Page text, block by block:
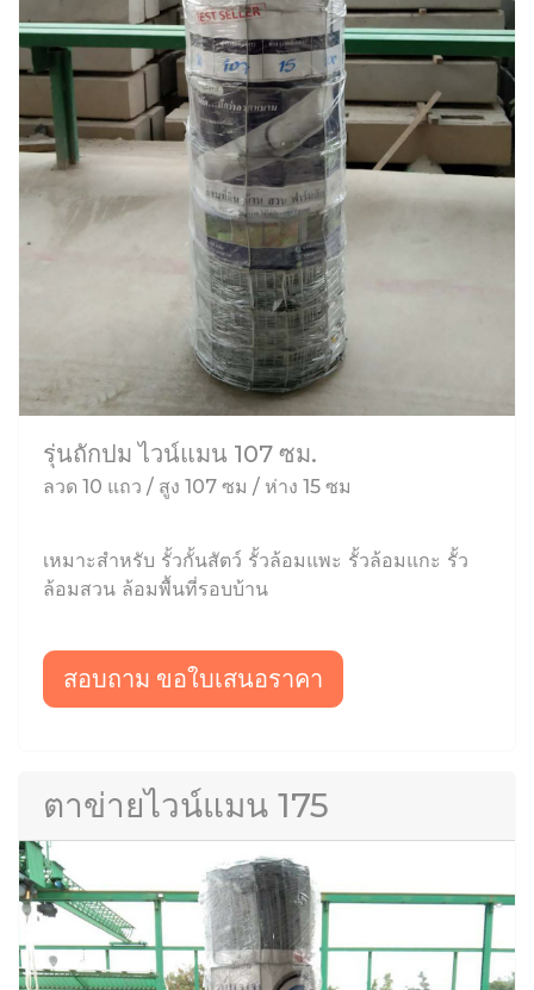
รุ่นถักปม ไวน์แมน 107 ซม.
ลวด 10 แถว / สูง 107 ซม / ห่าง 15 ซม
เหมาะสำหรับ รั้วกั้นสัตว์ รั้วล้อมแพะ รั้วล้อมแกะ รั้ว
ล้อมสวน ล้อมพื้นที่รอบบ้าน
สอบถาม ขอใบเสนอราคา
ตาข่ายไวน์แมน 175